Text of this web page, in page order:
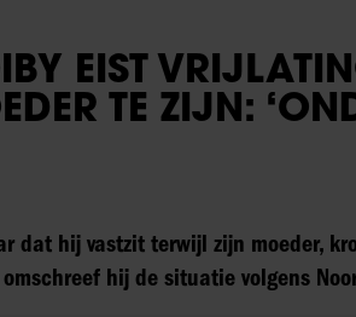
EIST
TE ZIJN:
dat hij vastzit terwijl zijn moeder,
hij de situatie volgens